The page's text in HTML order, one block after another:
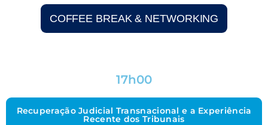
COFFEE BREAK & NETWORKING
17h00
Recuperação Judicial Transnacional e a Experiência
Recente dos Tribunais